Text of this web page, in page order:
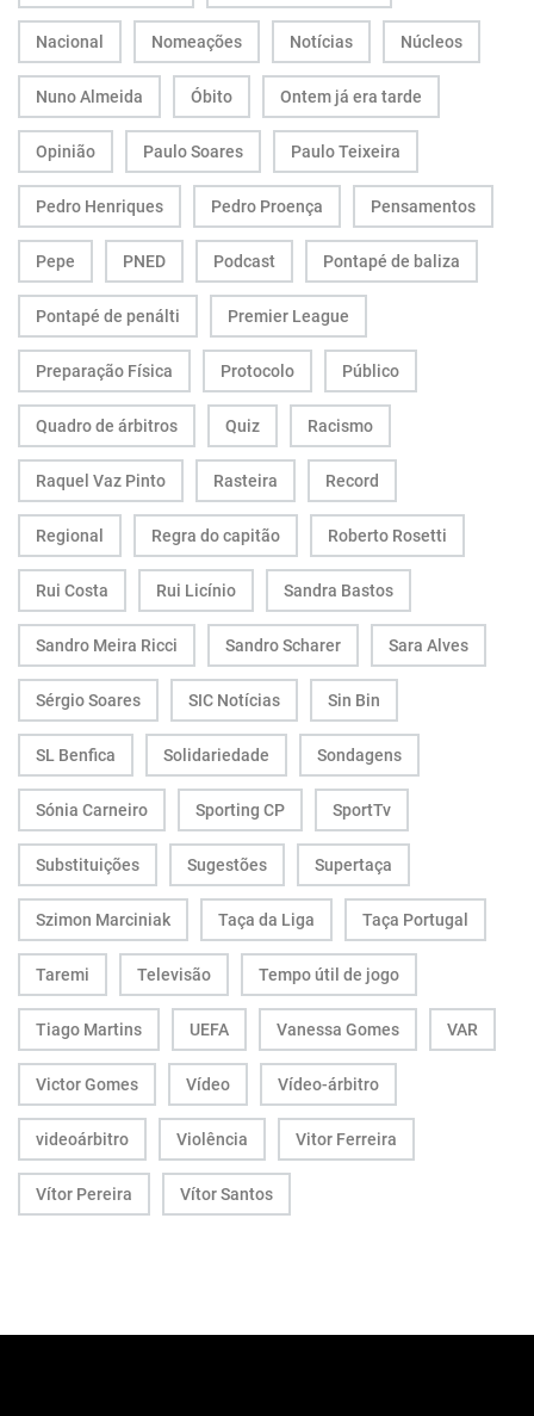
Nacional Nomeações Notícias Núcleos
Nuno Almeida Óbito Ontem já era tarde
Opinião Paulo Soares Paulo Teixeira
Pedro Henriques Pedro Proença Pensamentos
Pepe PNED Podcast Pontapé de baliza
Pontapé de penálti Premier League
Preparação Física Protocolo Público
Quadro de árbitros Quiz Racismo
Raquel Vaz Pinto Rasteira Record
Regional Regra do capitão Roberto Rosetti
Rui Costa Rui Licínio Sandra Bastos
Sandro Meira Ricci Sandro Scharer Sara Alves
Sérgio Soares SIC Notícias Sin Bin
SL Benfica Solidariedade Sondagens
Sónia Carneiro Sporting CP SportTv
Substituições Sugestões Supertaça
Szimon Marciniak Taça da Liga Taça Portugal
Taremi Televisão Tempo útil de jogo
Tiago Martins UEFA Vanessa Gomes VAR
Victor Gomes Vídeo Vídeo-árbitro
videoárbitro Violência Vitor Ferreira
Vítor Pereira Vítor Santos